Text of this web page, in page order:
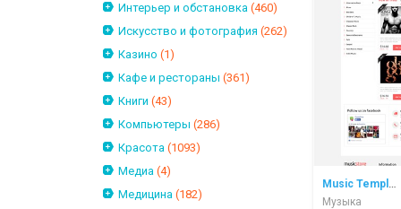
Интерьер и обстановка (460)
Искусство и фотография (262)
Казино (1)
Кафе и рестораны (361)
Книги (43)
Компьютеры (286)
Красота (1093)
Медиа (4)
Медицина (182)
Music Template
Музыка